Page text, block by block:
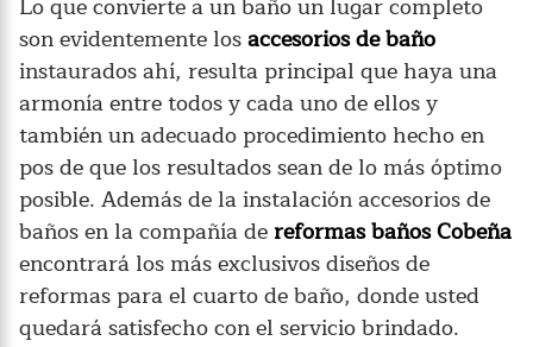
son evidentemente losaccesorios de baño
instaurados ahí, resulta principal que haya una
armonía entre todos y cada uno de ellos y
también un adecuado procedimiento hecho en
pos de que los resultados sean de lo más óptimo
posible. Además de la instalación accesorios de
baños en la compañía dereformas baños Cobeña
encontrará los más exclusivos diseños de
reformas para el cuarto de baño, donde usted
quedará satisfecho con el servicio brindado.